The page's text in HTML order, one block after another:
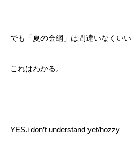
でも「夏の金網」は間違いなくいい
これはわかる。
YES.i don’t understand yet/hozzy